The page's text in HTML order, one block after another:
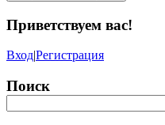
Приветствуем вас!
Вход|Регистрация
Поиск